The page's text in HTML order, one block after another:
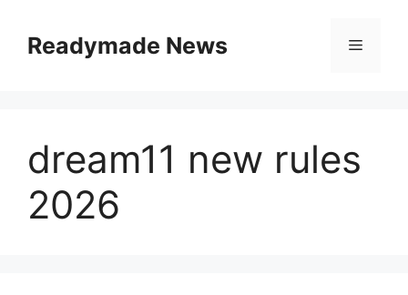
contentReadymade News Menu
dream11 new rules
2026